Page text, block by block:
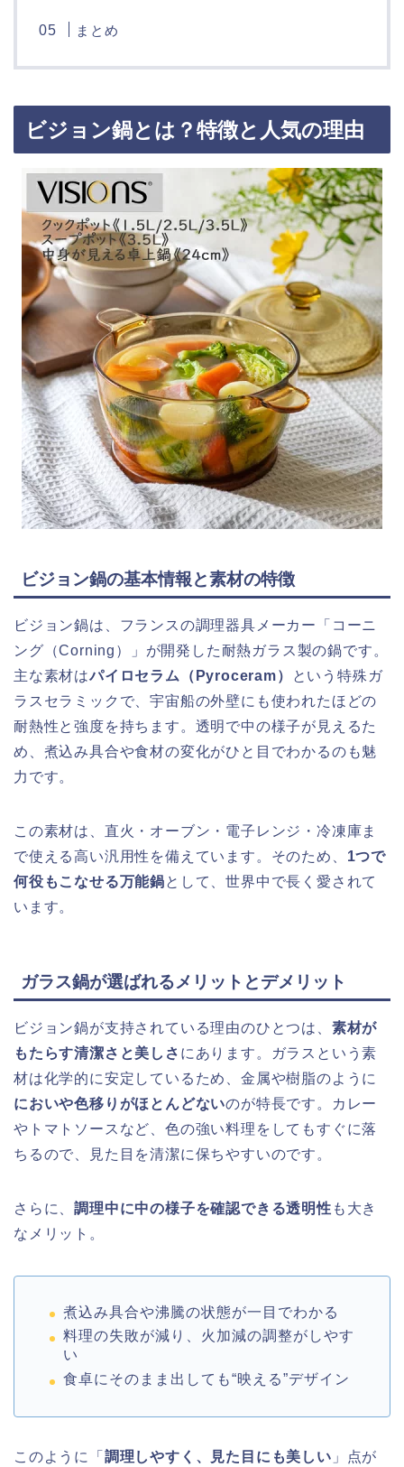
まとめ
ビジョン鍋とは？特徴と人気の理由
ビジョン鍋の基本情報と素材の特徴
ビジョン鍋は、フランスの調理器具メーカー「コーニ
ング（Corning）」が開発した耐熱ガラス製の鍋です。
主な素材はパイロセラム（Pyroceram）
という特殊ガ
ラスセラミックで、宇宙船の外壁にも使われたほどの
耐熱性と強度を持ちます。透明で中の様子が見えるた
め、煮込み具合や食材の変化がひと目でわかるのも魅
力です。
この素材は、直火・オーブン・電子レンジ・冷凍庫ま
で使える高い汎用性を備えています。そのため、 1つで
何役もこなせる万能鍋として、世界中で長く愛されて
います。
ガラス鍋が選ばれるメリットとデメリット
ビジョン鍋が支持されている理由のひとつは、 素材が
もたらす清潔さと美しさ にあります。ガラスという素
材は化学的に安定しているため、金属や樹脂のように
においや色移りがほとんどないのが特長です。カレー
やトマトソースなど、色の強い料理をしてもすぐに落
ちるので、見た目を清潔に保ちやすいのです。
さらに、調理中に中の様子を確認できる透明性 も大き
なメリット。
煮込み具合や沸騰の状態が一目でわかる
料理の失敗が減り、火加減の調整がしやす
い
食卓にそのまま出しても“映える”デザイン
このように「 調理しやすく、見た目にも美しい 」点が